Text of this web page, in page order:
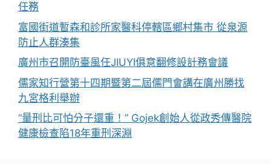
任務
富國街道暫森和診所家醫科停轄區鄉村集市 從泉源
防止人群湊集
廣州市召開防臺風任JIUYI俱意翻修設計務會議
儒家知行營第十四期暨第二屆儒門會講在廣州勝找
九宮格利舉辦
“量刑比可怕分子還重！” Gojek創始人從政秀傳醫院
健康檢查陷18年重刑深淵